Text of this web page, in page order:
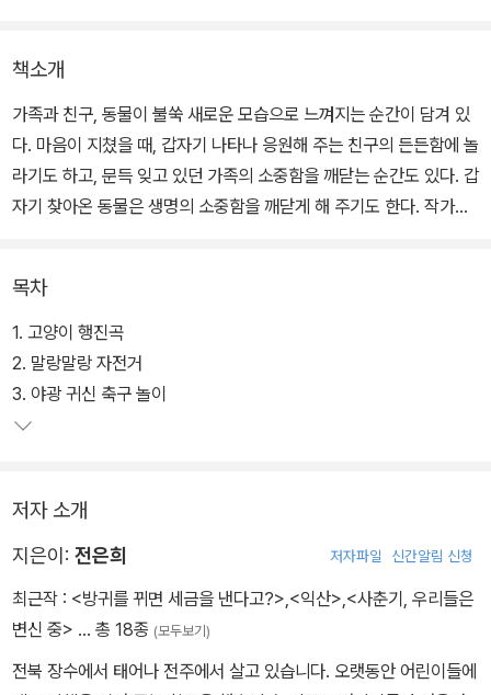
책소개
가족과 친구, 동물이 불쑥 새로운 모습으로 느껴지는 순간이 담겨 있
다. 마음이 지쳤을 때, 갑자기 나타나 응원해 주는 친구의 든든함에 놀
라기도 하고, 문득 잊고 있던 가족의 소중함을 깨닫는 순간도 있다. 갑
자기 찾아온 동물은 생명의 소중함을 깨닫게 해 주기도 한다. 작가는
클함도 함께 느끼는 귀한 시간이 될 것이다.
목차
1. 고양이 행진곡
2. 말랑말랑 자전거
3. 야광 귀신 축구 놀이
저자 소개
지은이: 전은희 저자파일 신간알림 신청
최근작 : <방귀를 뀌면 세금을 낸다고?>,<익산>,<사춘기, 우리들은
변신 중> … 총 18종 (모두보기)
전북 장수에서 태어나 전주에서 살고 있습니다. 오랫동안 어린이들에